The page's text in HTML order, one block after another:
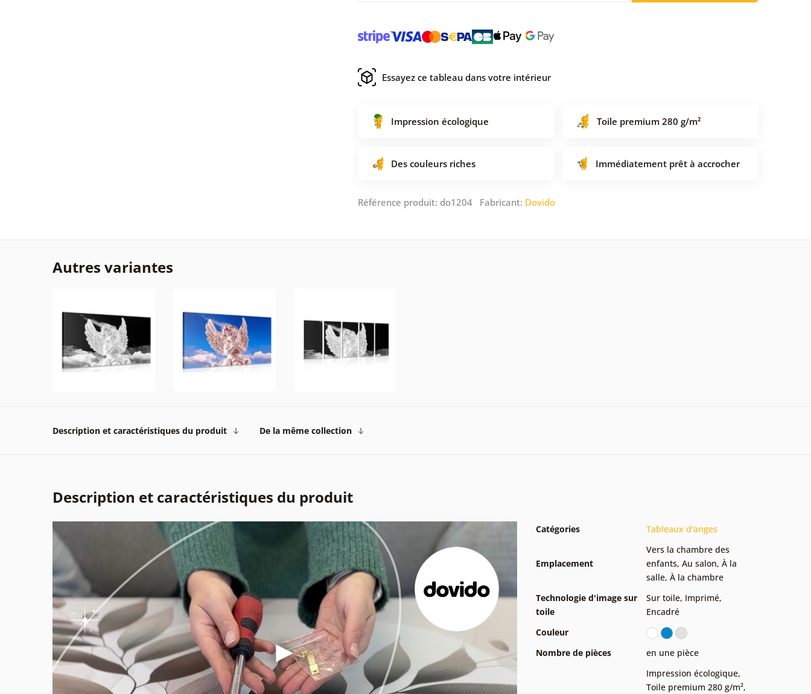
Essayez ce tableau dans votre intérieur
Impression écologique Toile premium 280 g/m²
Des couleurs riches Immédiatement prêt à accrocher
Référence produit: do1204 Fabricant: Dovido
Autres variantes
Description et caractéristiques du produit De la même collection
Description et caractéristiques du produit
Catégories Tableaux d'anges
Emplacement
Vers la chambre des
enfants, Au salon, À la
salle, À la chambre
Technologie d'image sur
toile
Sur toile, Imprimé,
Encadré
Couleur
Nombre de pièces
en une pièce
Impression écologique,
Toile premium 280 g/m²,